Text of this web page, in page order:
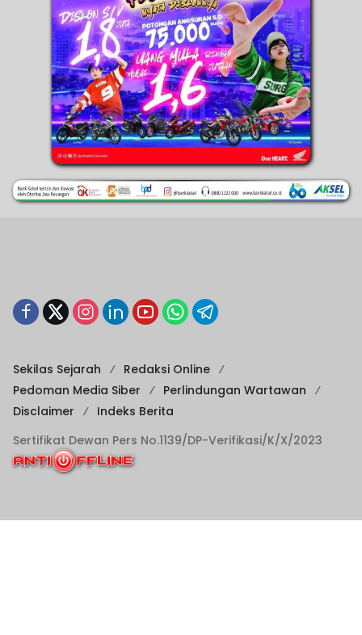
Sekilas Sejarah
Redaksi Online
Pedoman Media Siber
Perlindungan Wartawan
Disclaimer
Indeks Berita
Sertifikat Dewan Pers No.1139/DP-Verifikasi/K/X/2023